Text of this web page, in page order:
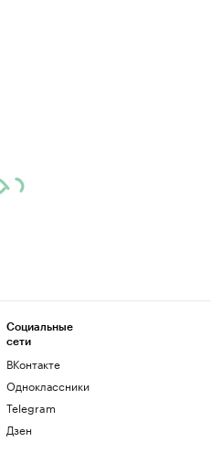
Социальные
сети
ВКонтакте
Одноклассники
Telegram
Дзен